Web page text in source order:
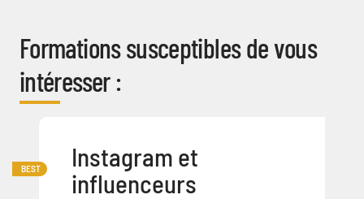
Formations susceptibles de vous
intéresser :
BEST
Instagram et
influenceurs